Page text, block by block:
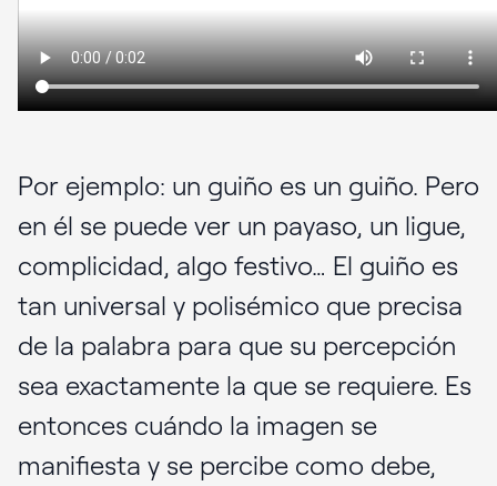
Por ejemplo: un guiño es un guiño. Pero
en él se puede ver un payaso, un ligue,
complicidad, algo festivo… El guiño es
tan universal y polisémico que precisa
de la palabra para que su percepción
sea exactamente la que se requiere. Es
entonces cuándo la imagen se
manifiesta y se percibe como debe,